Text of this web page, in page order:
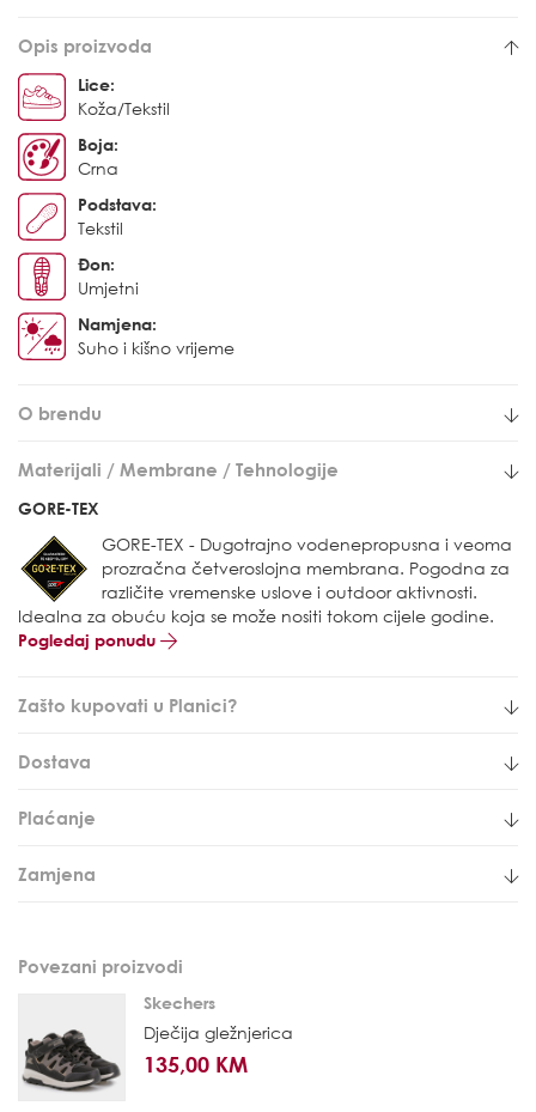
Opis proizvoda
Lice:
Koža/Tekstil
Boja:
Crna
Podstava:
Tekstil
Đon:
Umjetni
Namjena:
Suho i kišno vrijeme
O brendu
Materijali / Membrane / Tehnologije
GORE-TEX
GORE-TEX - Dugotrajno vodenepropusna i veoma
prozračna četveroslojna membrana. Pogodna za
različite vremenske uslove i outdoor aktivnosti.
Idealna za obuću koja se može nositi tokom cijele godine.
Pogledaj ponudu
Zašto kupovati u Planici?
Dostava
Plaćanje
Zamjena
Povezani proizvodi
Skechers
Dječija gležnjerica
135,00 KM